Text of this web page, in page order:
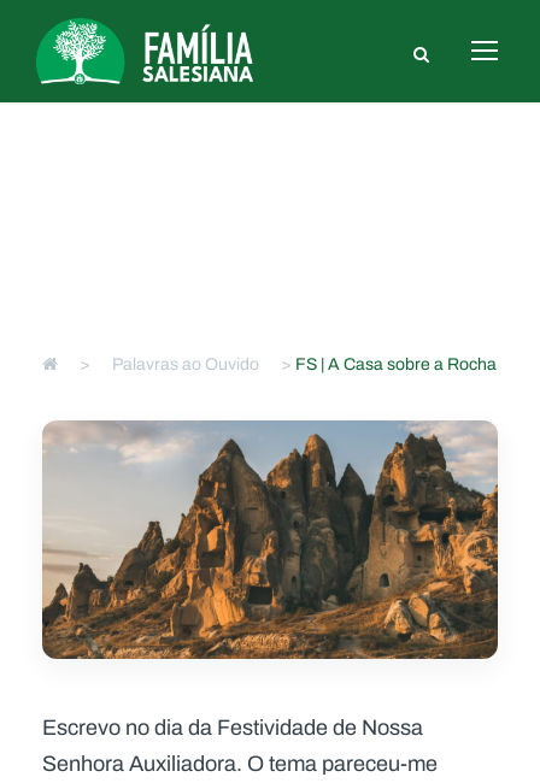
> Palavras ao Ouvido > FS | A Casa sobre a Rocha
Escrevo no dia da Festividade de Nossa
Senhora Auxiliadora. O tema pareceu-me